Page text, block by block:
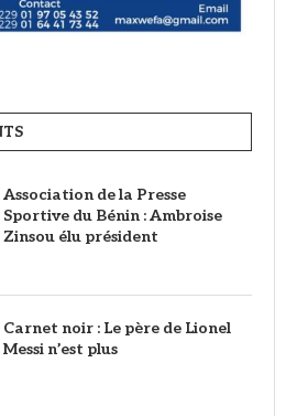
Association de la Presse
Sportive du Bénin : Ambroise
Zinsou élu président
Carnet noir : Le père de Lionel
Messi n’est plus